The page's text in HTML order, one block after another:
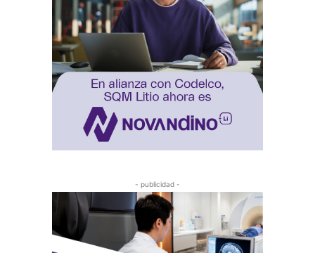
- publicidad -